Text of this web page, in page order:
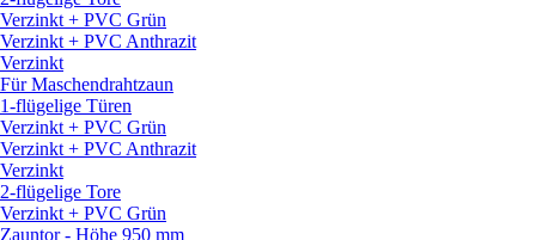
Verzinkt + PVC Grün
Verzinkt + PVC Anthrazit
Verzinkt
Für Maschendrahtzaun
1-flügelige Türen
Verzinkt + PVC Grün
Verzinkt + PVC Anthrazit
Verzinkt
2-flügelige Tore
Verzinkt + PVC Grün
Zauntor - Höhe 950 mm